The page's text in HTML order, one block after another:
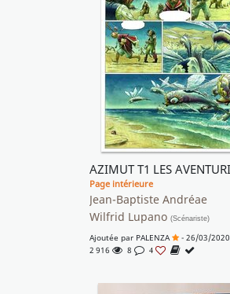
Page intérieure
Jean-Baptiste Andréae
Wilfrid Lupano (Scénariste)
Ajoutée par PALENZA
- 26/03/2020
2 916
8 4